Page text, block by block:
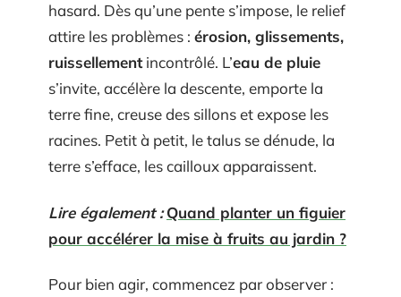
hasard. Dès qu’une pente s’impose, le relief
attire les problèmes : érosion, glissements,
ruissellementincontrôlé. L’eau de pluie
s’invite, accélère la descente, emporte la
terre fine, creuse des sillons et expose les
racines. Petit à petit, le talus se dénude, la
terre s’efface, les cailloux apparaissent.
Lire également : Quand planter un figuier
pour accélérer la mise à fruits au jardin ?
Pour bien agir, commencez par observer :